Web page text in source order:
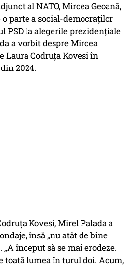
al NATO, Mircea Geoană,
parte a social-democraților
PSD la alegerile prezidențiale
a vorbit despre Mircea
Laura Codruța Kovesi în
2024.
Kovesi, Mirel Palada a
însă „nu atât de bine
început să se mai erodeze.
toată lumea în turul doi. Acum,